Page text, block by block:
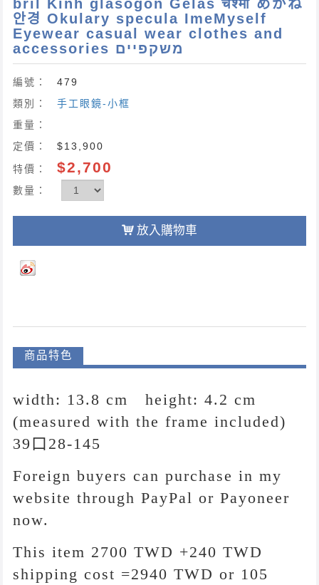
bril Kính glasögon Gelas चश्मा めがね
안경 Okulary specula ImeMyself
Eyewear casual wear clothes and
accessories משקפיים
編號：
479
類別：
手工眼鏡-小框
重量：
定價：
$13,900
特價：
$2,700
數量：
放入購物車
商品特色
width: 13.8 cm height: 4.2 cm
(measured with the frame included)
39口28-145
Foreign buyers can purchase in my
website through PayPal or Payoneer
now.
This item 2700 TWD +240 TWD
shipping cost =2940 TWD or 105